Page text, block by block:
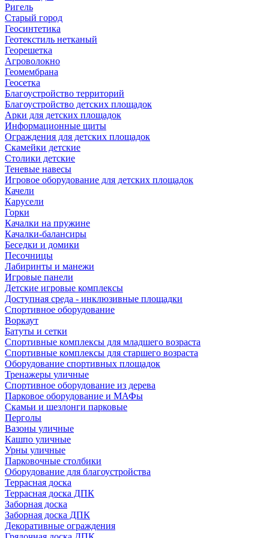
Ригель
Старый город
Геосинтетика
Геотекстиль нетканый
Георешетка
Агроволокно
Геомембрана
Геосетка
Благоустройство территорий
Благоустройство детских площадок
Арки для детских площадок
Информационные щиты
Ограждения для детских площадок
Скамейки детские
Столики детские
Теневые навесы
Игровое оборудование для детских площадок
Качели
Карусели
Горки
Качалки на пружине
Качалки-балансиры
Беседки и домики
Песочницы
Лабиринты и манежи
Игровые панели
Детские игровые комплексы
Доступная среда - инклюзивные площадки
Спортивное оборудование
Воркаут
Батуты и сетки
Спортивные комплексы для младшего возраста
Спортивные комплексы для старшего возраста
Оборудование спортивных площадок
Тренажеры уличные
Спортивное оборудование из дерева
Парковое оборудование и МАФы
Скамьи и шезлонги парковые
Перголы
Вазоны уличные
Кашпо уличные
Урны уличные
Парковочные столбики
Оборудование для благоустройства
Террасная доска
Террасная доска ДПК
Заборная доска
Заборная доска ДПК
Декоративные ограждения